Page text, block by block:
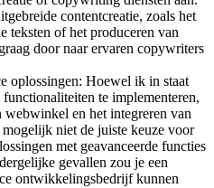
contentcreatie, zoals het
teksten of het produceren van
door naar ervaren copywriters
oplossingen: Hoewel ik in staat
te implementeren,
webwinkel en het integreren van
niet de juiste keuze voor
met geavanceerde functies
gevallen zou je een
ontwikkelingsbedrijf kunnen